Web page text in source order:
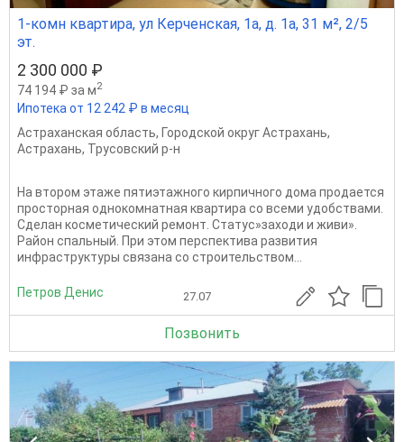
1-комн квартира, ул Керченская, 1а, д. 1а, 31 м², 2/5
эт.
2 300 000 ₽
74 194 ₽ за м2
Ипотека от 12 242 ₽ в месяц
Астраханская область, Городской округ Астрахань,
Астрахань, Трусовский р-н
На втором этаже пятиэтажного кирпичного дома продается
просторная однокомнатная квартира со всеми удобствами.
Сделан косметический ремонт. Статус»заходи и живи».
Район спальный. При этом перспектива развития
инфраструктуры связана со строительством...
Петров Денис 27.07
Позвонить